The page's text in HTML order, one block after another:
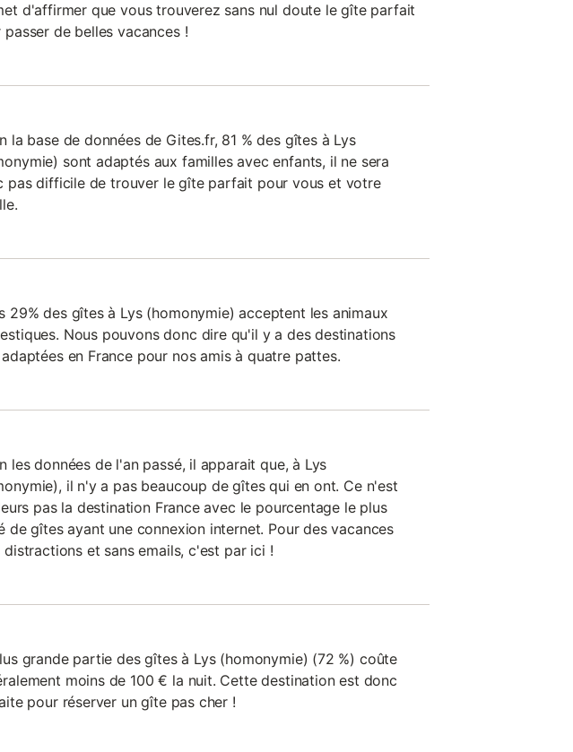
d'affirmer que vous trouverez sans nul doute le gîte parfait
passer de belles vacances !
la base de données de Gites.fr, 81 % des gîtes à Lys
sont adaptés aux familles avec enfants, il ne sera
pas difficile de trouver le gîte parfait pour vous et votre
29% des gîtes à Lys (homonymie) acceptent les animaux
Nous pouvons donc dire qu'il y a des destinations
en France pour nos amis à quatre pattes.
les données de l'an passé, il apparait que, à Lys
il n'y a pas beaucoup de gîtes qui en ont. Ce n'est
pas la destination France avec le pourcentage le plus
de gîtes ayant une connexion internet. Pour des vacances
distractions et sans emails, c'est par ici !
grande partie des gîtes à Lys (homonymie) (72 %) coûte
moins de 100 € la nuit. Cette destination est donc
pour réserver un gîte pas cher !